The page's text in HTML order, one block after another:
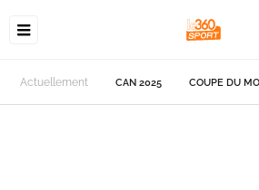
Actuellement CAN 2025 COUPE DU